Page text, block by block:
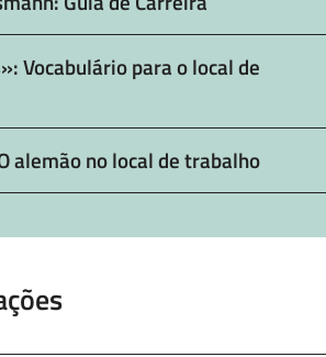
Vocabulário para o local de
alemão no local de trabalho